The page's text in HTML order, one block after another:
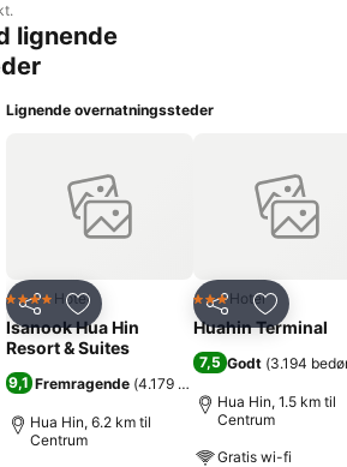
lignende
Lignende overnatningssteder
Del Føj til favoritter
4 StjernerHotel
Isanook Hua Hin
Resort & Suites
9,1 Fremragende (4.179 bedømmelser
Hua Hin, 6.2 km til
Centrum
Del Føj til
3 Stjerner
Hotel
Huahin Terminal
7,5 Godt (3.194
Hua Hin, 1.5 km til
Centrum
Gratis wi-fi